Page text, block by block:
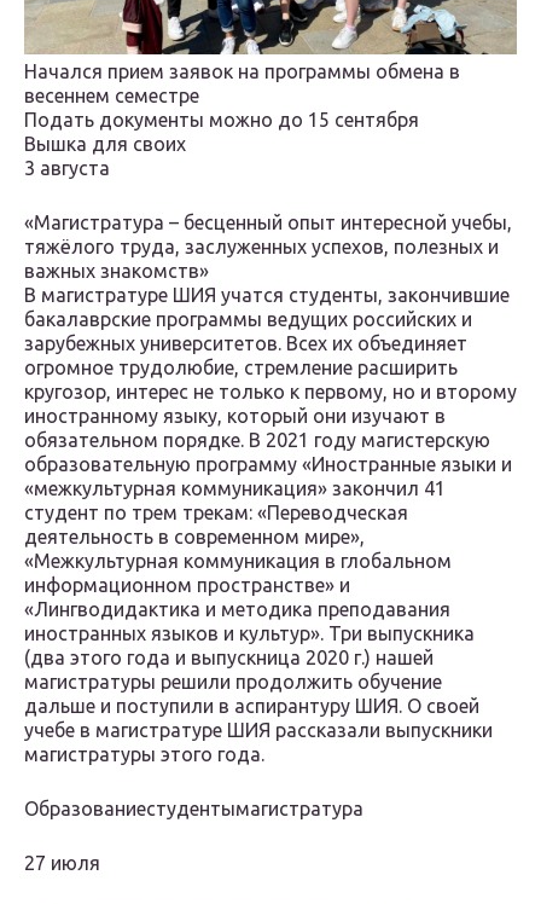
Начался прием заявок на программы обмена в
весеннем семестре
Подать документы можно до 15 сентября
Вышка для своих
3 августа
«Магистратура – бесценный опыт интересной учебы,
тяжёлого труда, заслуженных успехов, полезных и
важных знакомств»
В магистратуре ШИЯ учатся студенты, закончившие
бакалаврские программы ведущих российских и
зарубежных университетов. Всех их объединяет
огромное трудолюбие, стремление расширить
кругозор, интерес не только к первому, но и второму
иностранному языку, который они изучают в
обязательном порядке. В 2021 году магистерскую
образовательную программу «Иностранные языки и
«межкультурная коммуникация» закончил 41
студент по трем трекам: «Переводческая
деятельность в современном мире»,
«Межкультурная коммуникация в глобальном
информационном пространстве» и
«Лингводидактика и методика преподавания
иностранных языков и культур». Три выпускника
(два этого года и выпускница 2020 г.) нашей
магистратуры решили продолжить обучение
дальше и поступили в аспирантуру ШИЯ. О своей
учебе в магистратуре ШИЯ рассказали выпускники
магистратуры этого года.
Образованиестудентымагистратура
27 июля